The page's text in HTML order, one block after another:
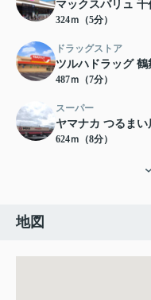
マックスバリュ 千
324ｍ（5分）
ドラッグストア
ツルハドラッグ 鶴
487ｍ（7分）
スーパー
ヤマナカ つるまい
624ｍ（8分）
地図